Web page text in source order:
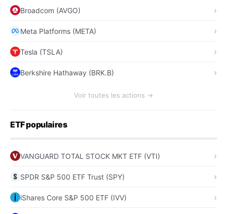
Broadcom (AVGO)
Meta Platforms (META)
Tesla (TSLA)
Berkshire Hathaway (BRK.B)
Voir toutes les actions →
ETF populaires
VANGUARD TOTAL STOCK MKT ETF (VTI)
SPDR S&P 500 ETF Trust (SPY)
iShares Core S&P 500 ETF (IVV)